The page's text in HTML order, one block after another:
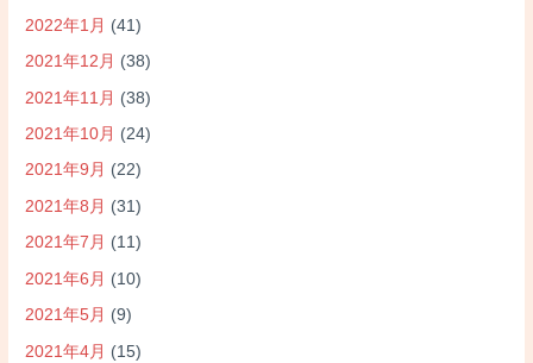
2022年1月 (41)
2021年12月 (38)
2021年11月 (38)
2021年10月 (24)
2021年9月 (22)
2021年8月 (31)
2021年7月 (11)
2021年6月 (10)
2021年5月 (9)
2021年4月 (15)